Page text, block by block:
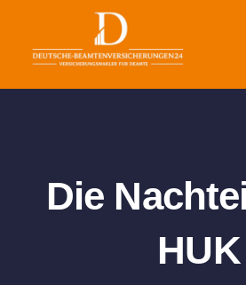
springen
für
Die
HUK